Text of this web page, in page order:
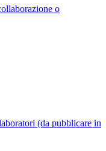
o
(da pubblicare in